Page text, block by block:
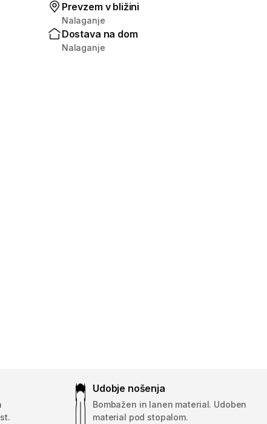
Prevzem v bližini
Nalaganje
Dostava na dom
Nalaganje
Udobje nošenja
Bombažen in lanen material. Udoben
material pod stopalom.